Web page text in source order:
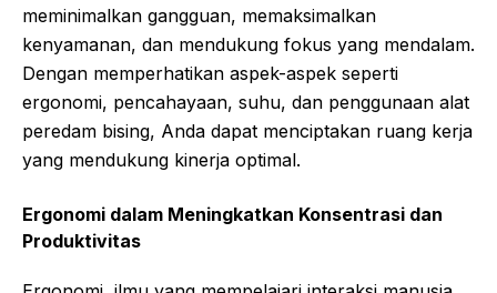
meminimalkan gangguan, memaksimalkan
kenyamanan, dan mendukung fokus yang mendalam.
Dengan memperhatikan aspek-aspek seperti
ergonomi, pencahayaan, suhu, dan penggunaan alat
peredam bising, Anda dapat menciptakan ruang kerja
yang mendukung kinerja optimal.
Ergonomi dalam Meningkatkan Konsentrasi dan
Produktivitas